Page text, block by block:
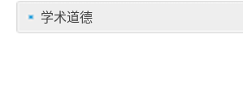
学术道德